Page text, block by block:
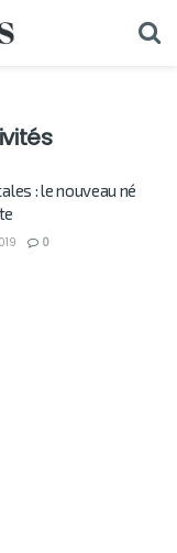
: le nouveau né
0